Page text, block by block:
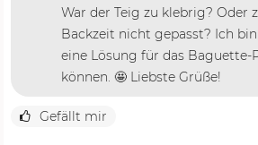
War der Teig zu klebrig? Oder
Backzeit nicht gepasst? Ich
eine Lösung für das Baguette-
können. 🤩 Liebste Grüße!
Gefällt mir